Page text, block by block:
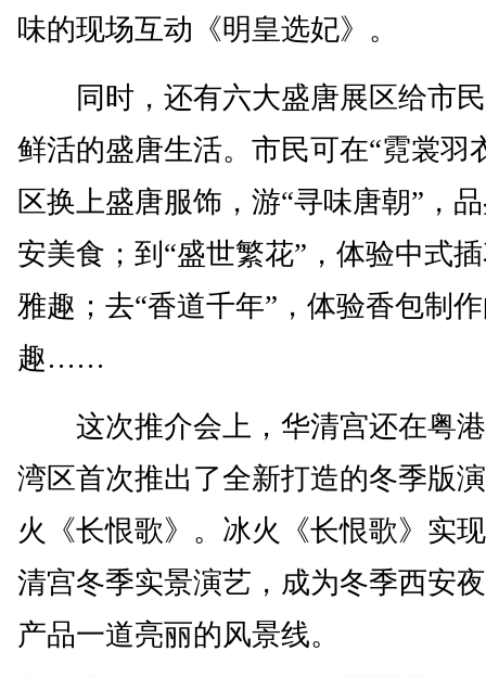
味的现场互动《明皇选妃》。
同时，还有六大盛唐展区给市
鲜活的盛唐生活。市民可在“霓裳羽
区换上盛唐服饰，游“寻味唐朝”，
安美食；到“盛世繁花”，体验中式
雅趣；去“香道千年”，体验香包制
趣……
这次推介会上，华清宫还在粤
湾区首次推出了全新打造的冬季版
火《长恨歌》。冰火《长恨歌》实
清宫冬季实景演艺，成为冬季西安
产品一道亮丽的风景线。